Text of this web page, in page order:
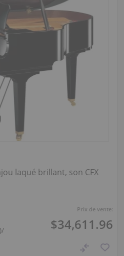
Prix de vente:
$34,611.96
laqué brillant, son CFX
/